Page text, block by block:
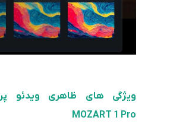
ویژگی های ظاهری ویدئو
MOZART 1 Pro